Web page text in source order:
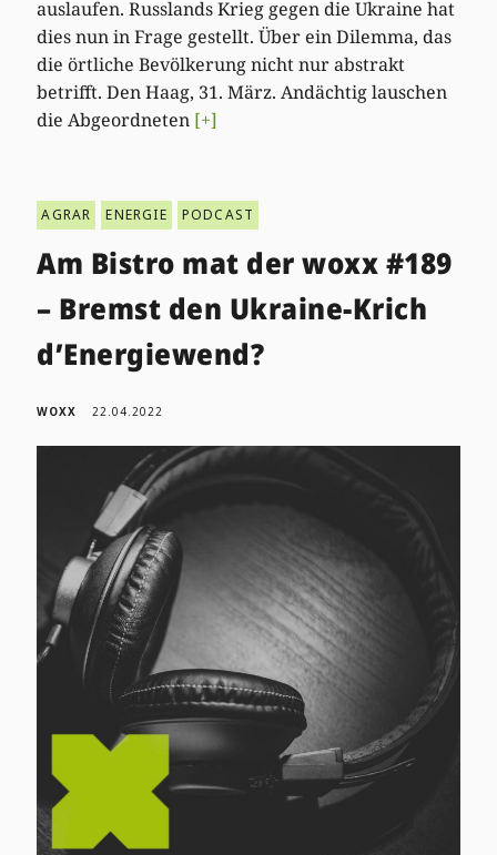
auslaufen. Russlands Krieg gegen die Ukraine hat
dies nun in Frage gestellt. Über ein Dilemma, das
die örtliche Bevölkerung nicht nur abstrakt
betrifft. Den Haag, 31. März. Andächtig lauschen
die Abgeordneten [+]
AGRAR ENERGIE PODCAST
Am Bistro mat der woxx #189
– Bremst den Ukraine-Krich
d’Energiewend?
WOXX 22.04.2022